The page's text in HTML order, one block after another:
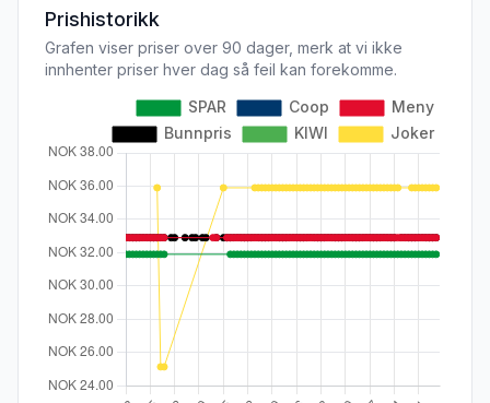
Prishistorikk
Grafen viser priser over 90 dager, merk at vi ikke
innhenter priser hver dag så feil kan forekomme.